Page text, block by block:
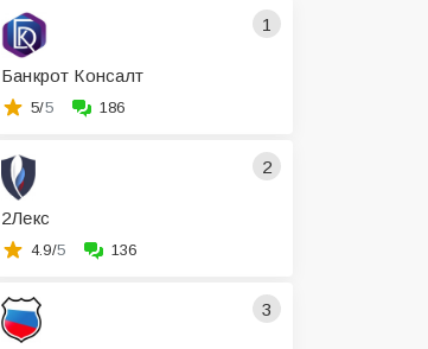
1
Банкрот Консалт
5/5 186
2
2Лекс
4.9/5 136
3